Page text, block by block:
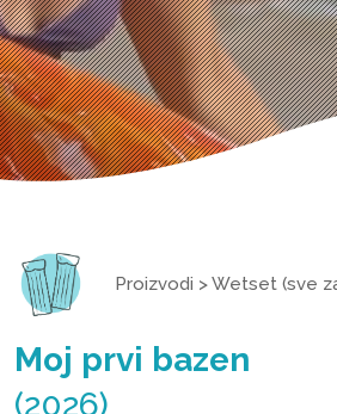
Proizvodi >Wetset (sve
Moj prvi bazen
(2026)